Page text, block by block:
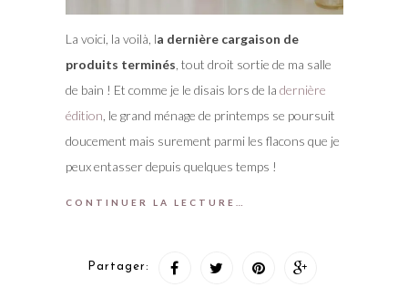
La voici, la voilà, la dernière cargaison de
produits terminés , tout droit sortie de ma salle
de bain ! Et comme je le disais lors de la dernière
édition , le grand ménage de printemps se poursuit
doucement mais surement parmi les flacons que je
peux entasser depuis quelques temps !
CONTINUER LA LECTURE…
Partager: